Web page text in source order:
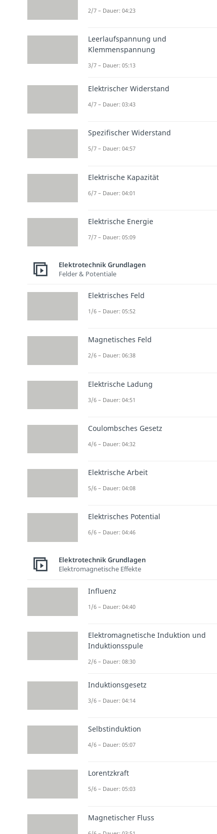
2/7 – Dauer: 04:23
Leerlaufspannung und
Klemmenspannung
3/7 – Dauer: 05:13
Elektrischer Widerstand
4/7 – Dauer: 03:43
Spezifischer Widerstand
5/7 – Dauer: 04:57
Elektrische Kapazität
6/7 – Dauer: 04:01
Elektrische Energie
7/7 – Dauer: 05:09
Elektrotechnik Grundlagen
Felder & Potentiale
Elektrisches Feld
1/6 – Dauer: 05:52
Magnetisches Feld
2/6 – Dauer: 06:38
Elektrische Ladung
3/6 – Dauer: 04:51
Coulombsches Gesetz
4/6 – Dauer: 04:32
Elektrische Arbeit
5/6 – Dauer: 04:08
Elektrisches Potential
6/6 – Dauer: 04:46
Elektrotechnik Grundlagen
Elektromagnetische Effekte
Influenz
1/6 – Dauer: 04:40
Elektromagnetische Induktion und
Induktionsspule
2/6 – Dauer: 08:30
Induktionsgesetz
3/6 – Dauer: 04:14
Selbstinduktion
4/6 – Dauer: 05:07
Lorentzkraft
5/6 – Dauer: 05:03
Magnetischer Fluss